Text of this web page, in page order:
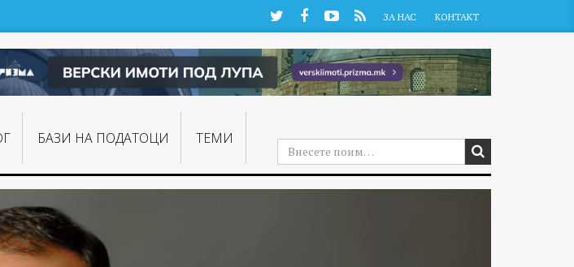
TwitterFacebookYouTube
RSS ЗА НАС КОНТАКТ
БАЗИ НА ПОДАТОЦИ ТЕМИ